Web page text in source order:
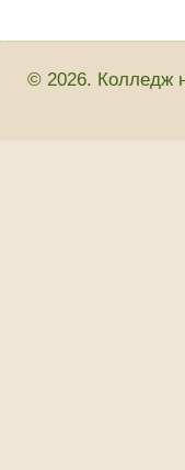
© 2026. Колледж